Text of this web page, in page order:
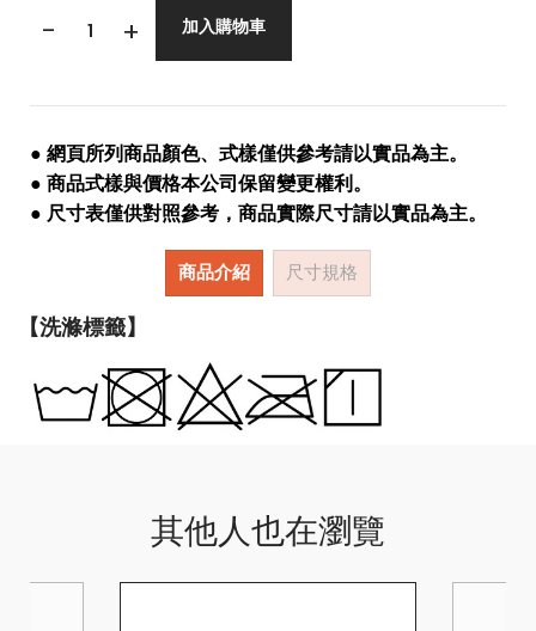
- + 加入購物車
● 網頁所列商品顏色、式樣僅供參考請以實品為主。
● 商品式樣與價格本公司保留變更權利。
● 尺寸表僅供對照參考，商品實際尺寸請以實品為主。
商品介紹 尺寸規格
【洗滌標籤】
其他人也在瀏覽